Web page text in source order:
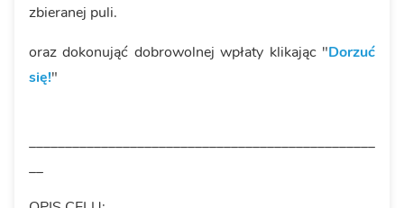
zbieranej puli.
oraz dokonująć dobrowolnej wpłaty klikając "Dorzuć
się!"
________________________________________________
__